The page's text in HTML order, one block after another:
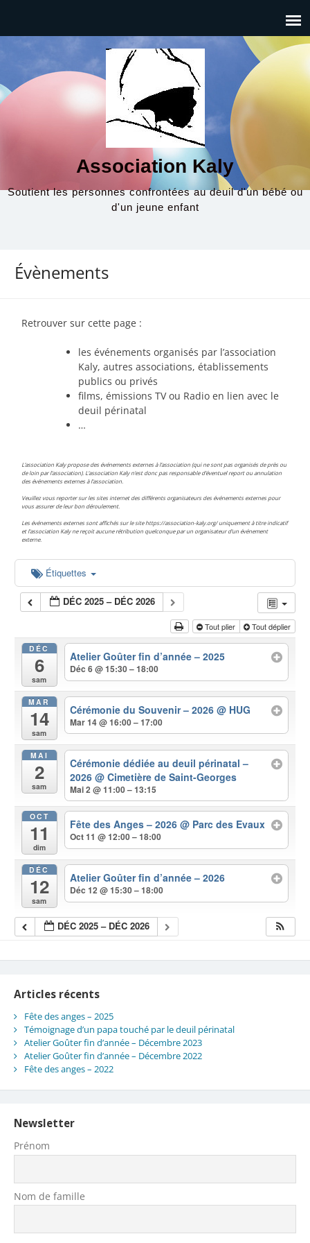
Association Kaly
Soutient les personnes confrontées au deuil d'un bébé ou
d'un jeune enfant
Évènements
Retrouver sur cette page :
les événements organisés par l’association
Kaly, autres associations, établissements
publics ou privés
films, émissions TV ou Radio en lien avec le
deuil périnatal
…
L’association Kaly propose des événements externes à l’association (qui ne sont pas organisés de près ou
de loin par l’association). L’association Kaly n’est donc pas responsable d’éventuel report ou annulation
des événements externes à l’association.
Veuillez vous reporter sur les sites internet des différents organisateurs des événements externes pour
vous assurer de leur bon déroulement.
Les événements externes sont affichés sur le site https://association-kaly.org/ uniquement à titre indicatif
et l’association Kaly ne reçoit aucune rétribution quelconque par un organisateur d’un événement
externe.
Étiquettes
DÉC 2025 – DÉC 2026
Tout plier Tout déplier
DÉC
6
sam
Atelier Goûter fin d’année – 2025
Déc 6 @ 15:30 – 18:00
MAR
14
sam
Cérémonie du Souvenir – 2026@ HUG
Mar 14 @ 16:00 – 17:00
MAI
2
sam
Cérémonie dédiée au deuil périnatal –
2026@ Cimetière de Saint-Georges
Mai 2 @ 11:00 – 13:15
OCT
11
dim
Fête des Anges – 2026@ Parc des Evaux
Oct 11 @ 12:00 – 18:00
DÉC
12
sam
Atelier Goûter fin d’année – 2026
Déc 12 @ 15:30 – 18:00
DÉC 2025 – DÉC 2026
Articles récents
Fête des anges – 2025
Témoignage d’un papa touché par le deuil périnatal
Atelier Goûter fin d’année – Décembre 2023
Atelier Goûter fin d’année – Décembre 2022
Fête des anges – 2022
Newsletter
Prénom
Nom de famille